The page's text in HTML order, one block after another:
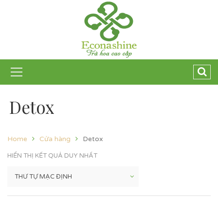
Detox
Home Cửa hàng Detox
HIỂN THỊ KẾT QUẢ DUY NHẤT